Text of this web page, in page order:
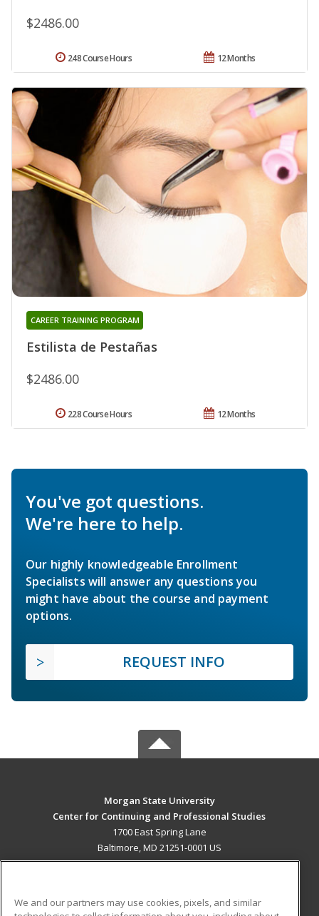
$2486.00
12 Months
248 Course Hours
Estilista de Pestañas
CAREER TRAINING PROGRAM
$2486.00
12 Months
228 Course Hours
You've got questions.
We're here to help.
Our highly knowledgeable Enrollment
Specialists will answer any questions you
might have about the course and payment
options.
REQUEST INFO
Morgan State University
Center for Continuing and Professional Studies
1700 East Spring Lane
Baltimore, MD 21251-0001 US
We and our partners may use cookies, pixels, and similar